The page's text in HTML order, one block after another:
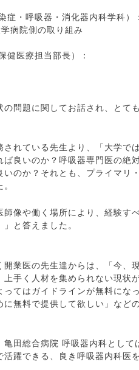
・呼吸器・消化器内科学科）：
病院側の取り組み
健医療担当部長）：
問題に関してお話され、とて
れている先生より、「大学で
良いのか？呼吸器専門医の絶
のか？それとも、プライマリ
像や働く場所により、経験す
と答えました。
業医の先生達からは、「今、
手く人材を集められない現状
てはガイドラインが無料にな
無料で提供して欲しい」など
田総合病院 呼吸器内科として
躍できる、良き呼吸器内科医